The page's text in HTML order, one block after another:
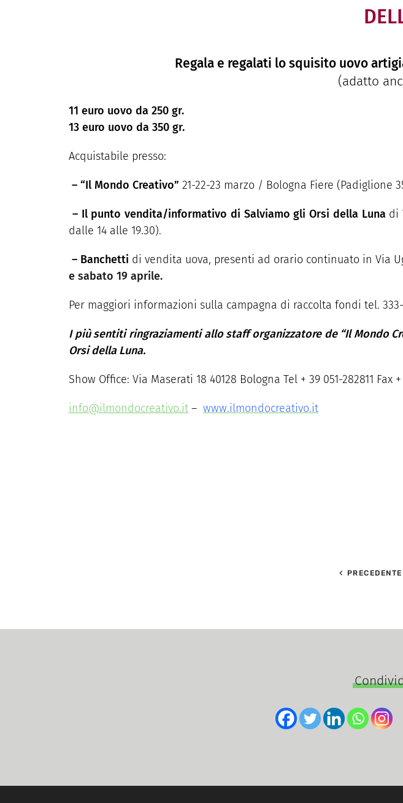
DE
Regala e regalati lo squisito uovo
(adatto
11 euro uovo da 250 gr.
13 euro uovo da 350 gr.
Acquistabile presso:
– “Il Mondo Creativo” 21-22-23 marzo / Bologna Fiere (Padiglione
– Il punto vendita/informativo di Salviamo gli Orsi della Luna di
dalle 14 alle 19.30).
– Banchetti di vendita uova, presenti ad orario continuato in Via
e sabato 19 aprile.
Per maggiori informazioni sulla campagna di raccolta fondi tel. 333-
I più sentiti ringraziamenti allo staff organizzatore de “Il Mondo
Orsi della Luna.
Show Office: Via Maserati 18 40128 Bologna Tel + 39 051-282811 Fax +
info@ilmondocreativo.it – www.ilmondocreativo.it
PRECEDENTE